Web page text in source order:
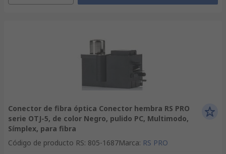
Conector de fibra óptica Conector hembra RS PRO
serie OTJ-5, de color Negro, pulido PC, Multimodo,
Símplex, para fibra
Código de producto RS: 805-1687Marca: RS PRO